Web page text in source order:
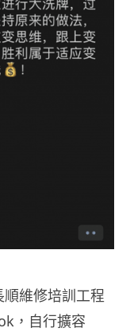
維修培訓工程
，自行擴容